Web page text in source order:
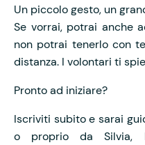
Un piccolo gesto, un
Se vorrai, potrai anche
non potrai tenerlo con
distanza. I volontari ti
Pronto ad iniziare?
Iscriviti subito e sarai
o proprio da Silvia,